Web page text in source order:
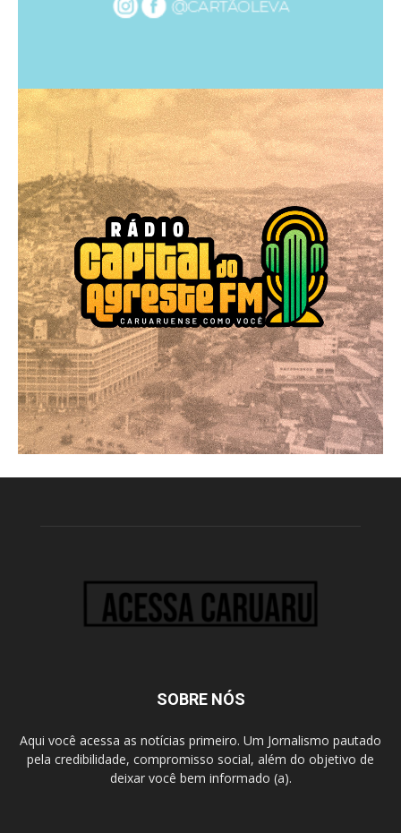
SOBRE NÓS
Aqui você acessa as notícias primeiro. Um Jornalismo pautado
pela credibilidade, compromisso social, além do objetivo de
deixar você bem informado (a).